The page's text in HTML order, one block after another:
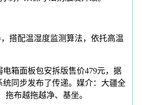
搭配温湿度监测算法，依托高温
箱面板包安拆版售价479元，据
同步发布了传递。媒介：大疆全
布越拖越净、基坐。